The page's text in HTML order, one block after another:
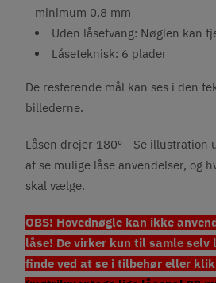
minimum 0,8 mm
Uden låsetvang: Nøglen kan
Låseteknisk: 6 plader
De resterende mål kan ses i den
billederne.
Låsen drejer 180º - Se illustration
at se mulige låse anvendelser, og
skal vælge.
OBS! Hovednøgle kan ikke
låse! De virker kun til samle selv
finde ved at se i tilbehør eller